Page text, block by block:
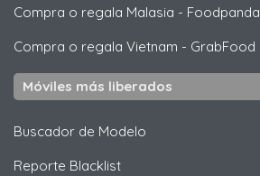
Compra o regala Malasia - Foodpanda
Compra o regala Vietnam - GrabFood
Móviles más liberados
Buscador de Modelo
Reporte Blacklist